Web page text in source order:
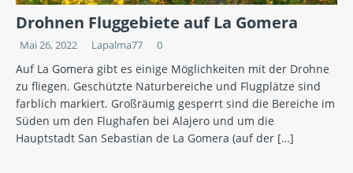
Drohnen Fluggebiete auf La Gomera
Mai 26, 2022 Lapalma77 0
Auf La Gomera gibt es einige Möglichkeiten mit der Drohne
zu fliegen. Geschützte Naturbereiche und Flugplätze sind
farblich markiert. Großräumig gesperrt sind die Bereiche im
Süden um den Flughafen bei Alajero und um die
Hauptstadt San Sebastian de La Gomera (auf der […]